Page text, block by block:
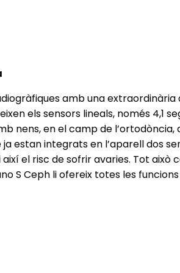
amb una
els sensors lineals, només 4,1
nens, en el camp de
estan integrats en l’aparell dos
el risc de sofrir avaries. Tot
S Ceph li ofereix totes les